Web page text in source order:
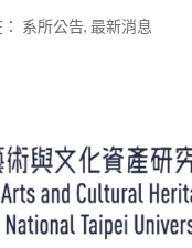
系所公告, 最新消息